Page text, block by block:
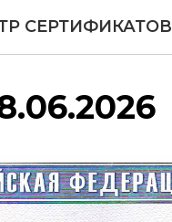
СЕРТИФИКАТОВ